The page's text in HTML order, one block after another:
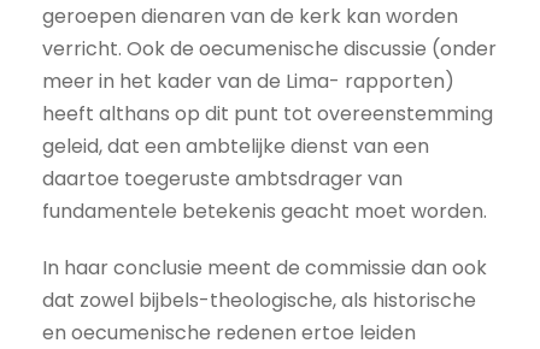
geroepen dienaren van de kerk kan worden
verricht. Ook de oecumenische discussie (onder
meer in het kader van de Lima- rapporten)
heeft althans op dit punt tot overeenstemming
geleid, dat een ambtelijke dienst van een
daartoe toegeruste ambtsdrager van
fundamentele betekenis geacht moet worden.
In haar conclusie meent de commissie dan ook
dat zowel bijbels-theologische, als historische
en oecumenische redenen ertoe leiden